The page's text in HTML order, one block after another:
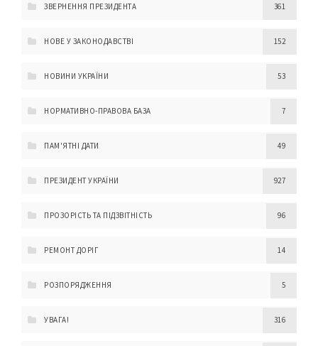
ЗВЕРНЕННЯ ПРЕЗИДЕНТА 361
НОВЕ У ЗАКОНОДАВСТВІ 152
НОВИНИ УКРАЇНИ 53
НОРМАТИВНО-ПРАВОВА БАЗА 7
ПАМ'ЯТНІ ДАТИ 49
ПРЕЗИДЕНТ УКРАЇНИ 927
ПРОЗОРІСТЬ ТА ПІДЗВІТНІСТЬ 96
РЕМОНТ ДОРІГ 14
РОЗПОРЯДЖЕННЯ 5
УВАГА! 316